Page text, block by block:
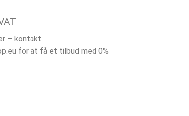
– kontakt
for at få et tilbud med 0%